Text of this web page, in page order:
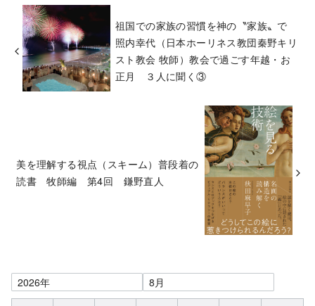
祖国での家族の習慣を神の〝家族〟で
照内幸代（日本ホーリネス教団秦野キリ
スト教会 牧師）教会で過ごす年越・お
正月 ３人に聞く③
美を理解する視点（スキーム）普段着の
読書 牧師編 第4回 鎌野直人